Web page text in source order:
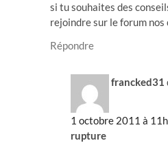
si tu souhaites des
rejoindre sur le forum
Répondre
francked31
1 octobre 2011 à
rupture